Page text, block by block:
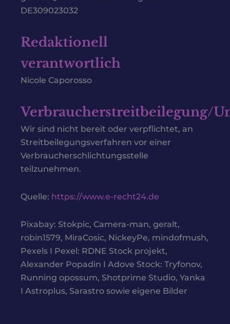
DE309023032
Redaktionell
verantwortlich
Nicole Caporosso
Verbraucherstreitbeilegung/
Wir sind nicht bereit oder verpflichtet, an
Streitbeilegungsverfahren vor einer
Verbraucherschlichtungsstelle
teilzunehmen.
Quelle: https://www.e-recht24.de
Pixabay: Stokpic, Camera-man, geralt,
robin1579, MiraCosic, NickeyPe, mindofmush,
Pexels I Pexel: RDNE Stock projekt,
Alexander Popadin I Adove Stock: Tryfonov,
Running opossum, Shotprime Studio, Yanka
I Astroplus, Sarastro sowie eigene Bilder